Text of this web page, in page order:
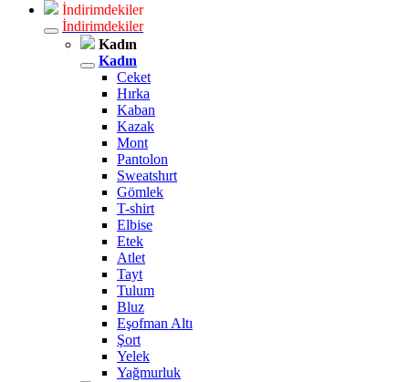
İndirimdekiler
İndirimdekiler
Kadın
Kadın
Ceket
Hırka
Kaban
Kazak
Mont
Pantolon
Sweatshırt
Gömlek
T-shirt
Elbise
Etek
Atlet
Tayt
Tulum
Bluz
Eşofman Altı
Şort
Yelek
Yağmurluk